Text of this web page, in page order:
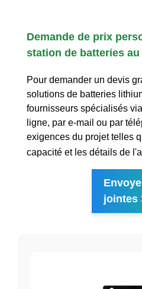
Demande de prix
station de batteries au
Pour demander un devis
solutions de batteries
fournisseurs spécialisés
ligne, par e-mail ou par
exigences du projet telles
capacité et les détails de
jointes